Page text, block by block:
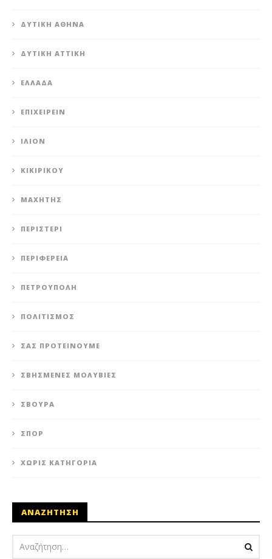
ΔΥΤΙΚΉ ΑΘΉΝΑ
ΔΥΤΙΚΉ ΑΤΤΙΚΉ
ΕΛΛΆΔΑ
ΕΠΙΧΕΙΡΕΊΝ
ΊΛΙΟΝ
ΚΙΚΙΡΙΚΟΥ
ΜΑΧΗΤΗΣ
ΠΕΡΙΣΤΈΡΙ
ΠΕΡΙΦΈΡΕΙΑ
ΠΕΤΡΟΎΠΟΛΗ
ΠΟΛΙΤΙΣΜΌΣ
ΣΑΣ ΠΡΟΤΕΊΝΟΥΜΕ
ΣΒΗΣΜΈΝΕΣ ΜΟΛΥΒΙΈΣ
ΣΒΟΎΡΑ
ΣΠΟΡ
ΧΩΡΊΣ ΚΑΤΗΓΟΡΊΑ
ΑΝΑΖΗΤΗΣΗ